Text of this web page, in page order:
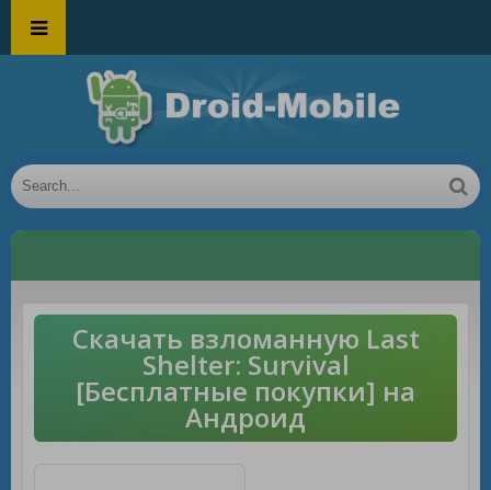
Скачать взломанную Last
Shelter: Survival
[Бесплатные покупки] на
Андроид